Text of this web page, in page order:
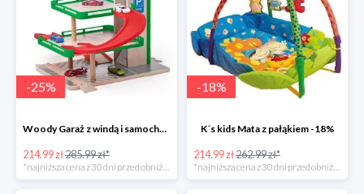
-25%
Woody Garaż z windą i samochodziki SIKU -25%
214.99 zł285.99 zł*
-18%
K´s kids Mata z pałąkiem -18%
214.99 zł262.99 zł*